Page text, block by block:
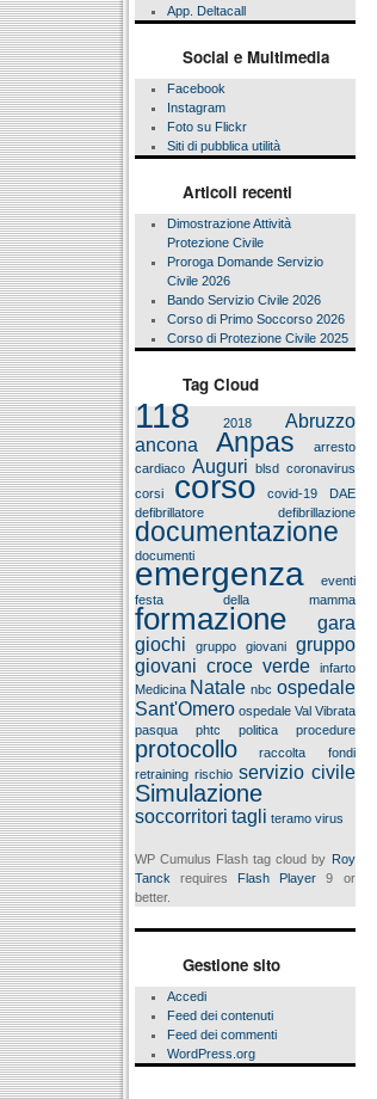
App. Deltacall
Social e Multimedia
Facebook
Instagram
Foto su Flickr
Siti di pubblica utilità
Articoli recenti
Dimostrazione Attività
Protezione Civile
Proroga Domande Servizio
Civile 2026
Bando Servizio Civile 2026
Corso di Primo Soccorso 2026
Corso di Protezione Civile 2025
Tag Cloud
118 2018
Abruzzo
ancona
Anpas
arresto
cardiaco
Auguri blsd coronavirus
corsi
corso covid-19
DAE
defibrillatore
defibrillazione
documentazione
documenti
emergenza
eventi
festa della mamma
formazione
gara
giochi
gruppo giovani
gruppo
giovani croce verde
infarto
Medicina Natale nbc ospedale
Sant'Omero ospedale Val Vibrata
pasqua
phtc politica procedure
protocollo
raccolta fondi
retraining rischio servizio civile
Simulazione
soccorritori tagli teramo virus
WP Cumulus Flash tag cloud by Roy
Tanck requires Flash Player 9 or
better.
Gestione sito
Accedi
Feed dei contenuti
Feed dei commenti
WordPress.org